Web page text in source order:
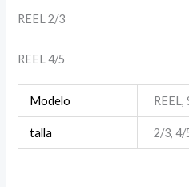
REEL 2/3
REEL 4/5
Modelo REEL,
talla 2/3, 4/